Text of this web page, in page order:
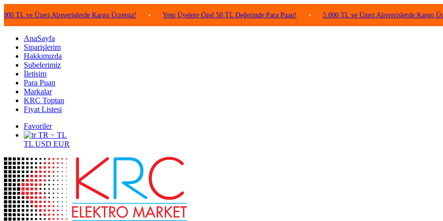
Üzeri Alışverişlerde Kargo Ücretsiz! • Yeni Üyelere Özel 50 TL Değerinde Para Puan! • 5.000 TL ve Üzeri Alışverişlerde Kargo Ücretsiz!
AnaSayfa
Siparişlerim
Hakkımızda
Şubelerimiz
İletişim
Para Puan
Markalar
KRC Toptan
Fiyat Listesi
Favoriler
TR − TL
TL USD EUR